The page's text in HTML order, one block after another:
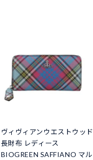
ヴィヴィアンウエストウッド
長財布 レディース
BIOGREEN SAFFIANO マル